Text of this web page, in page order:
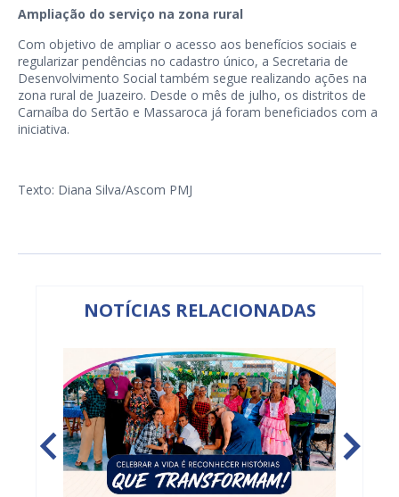
Ampliação do serviço na zona rural
Com objetivo de ampliar o acesso aos benefícios sociais e
regularizar pendências no cadastro único, a Secretaria de
Desenvolvimento Social também segue realizando ações na
zona rural de Juazeiro. Desde o mês de julho, os distritos de
Carnaíba do Sertão e Massaroca já foram beneficiados com a
iniciativa.
Texto: Diana Silva/Ascom PMJ
NOTÍCIAS RELACIONADAS